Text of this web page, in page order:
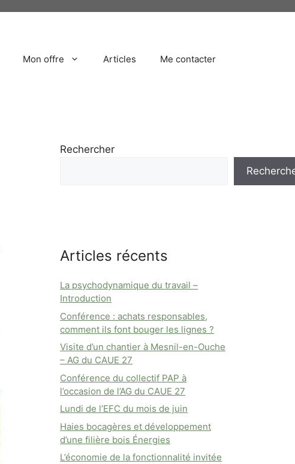
Mon offre Articles Me contacter
Rechercher
Articles récents
La psychodynamique du travail –
Introduction
Conférence : achats responsables,
comment ils font bouger les lignes ?
Visite d’un chantier à Mesnil-en-Ouche
– AG du CAUE 27
Conférence du collectif PAP à
l’occasion de l’AG du CAUE 27
Lundi de l’EFC du mois de juin
Haies bocagères et développement
d’une filière bois Énergies
L’économie de la fonctionnalité invitée